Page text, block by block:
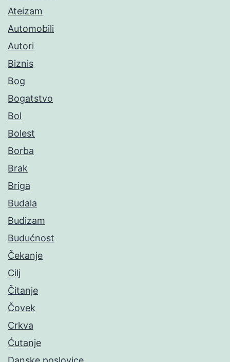
Ateizam
Automobili
Autori
Biznis
Bog
Bogatstvo
Bol
Bolest
Borba
Brak
Briga
Budala
Budizam
Budućnost
Čekanje
Cilj
Čitanje
Čovek
Crkva
Ćutanje